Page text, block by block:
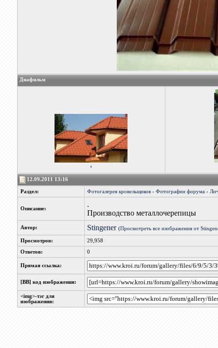
Диафильм
‹
12.09.2011 13:16
Раздел: Фотогалерея кровельщиков› Фотографии форума›
Описание:
.
Производство металлочерепицы
Автор: Stingener (Просмотреть все изображения от
Просмотров: 29,958
Ответов: 0
Прямая ссылка:
[BB] код изображения:
<img>-тэг для
изображения: